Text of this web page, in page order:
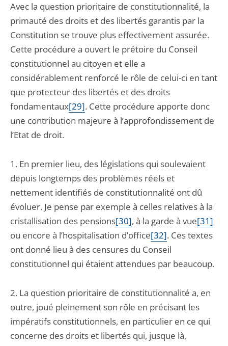
Avec la question prioritaire de constitutionnalité, la
primauté des droits et des libertés garantis par la
Constitution se trouve plus effectivement assurée.
Cette procédure a ouvert le prétoire du Conseil
constitutionnel au citoyen et elle a
considérablement renforcé le rôle de celui-ci en tant
que protecteur des libertés et des droits
fondamentaux[29]. Cette procédure apporte donc
une contribution majeure à l’approfondissement de
l’Etat de droit.
1. En premier lieu, des législations qui soulevaient
depuis longtemps des problèmes réels et
nettement identifiés de constitutionnalité ont dû
évoluer. Je pense par exemple à celles relatives à la
cristallisation des pensions[30], à la garde à vue[31]
ou encore à l’hospitalisation d’office[32]. Ces textes
ont donné lieu à des censures du Conseil
constitutionnel qui étaient attendues par beaucoup.
2. La question prioritaire de constitutionnalité a, en
outre, joué pleinement son rôle en précisant les
impératifs constitutionnels, en particulier en ce qui
concerne des droits et libertés qui, jusque là,